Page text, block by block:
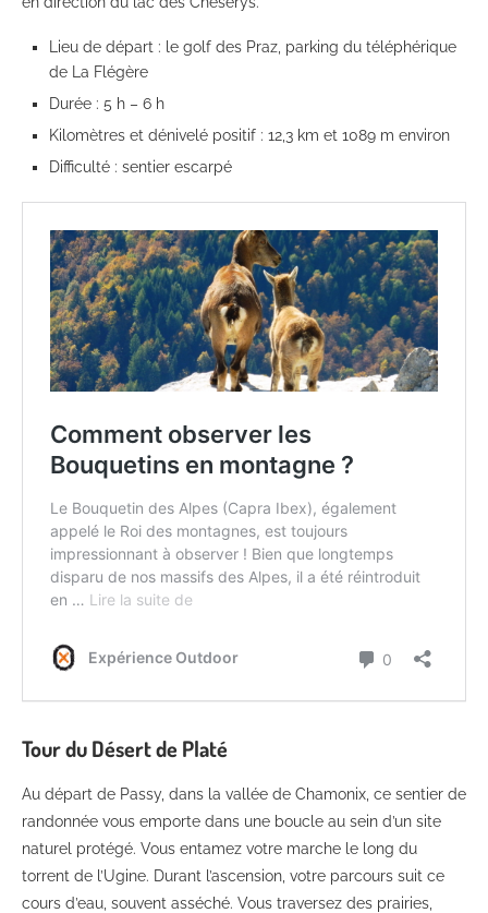
Lieu de départ : le golf des Praz, parking du téléphérique
de La Flégère
Durée : 5 h – 6 h
Kilomètres et dénivelé positif : 12,3 km et 1089 m environ
Difficulté : sentier escarpé
Tour du Désert de Platé
Au départ de Passy, dans la vallée de Chamonix, ce sentier de
randonnée vous emporte dans une boucle au sein d’un site
naturel protégé. Vous entamez votre marche le long du
torrent de l’Ugine. Durant l’ascension, votre parcours suit ce
cours d’eau, souvent asséché. Vous traversez des prairies,